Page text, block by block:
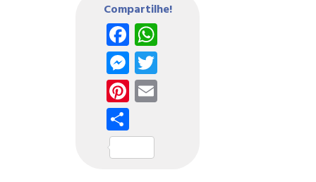
Compartilhe!
Facebook
WhatsApp
Messenger
Twitter
Pinterest
Email
Share